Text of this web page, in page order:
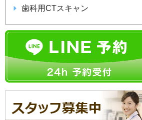
歯科用CTスキャン